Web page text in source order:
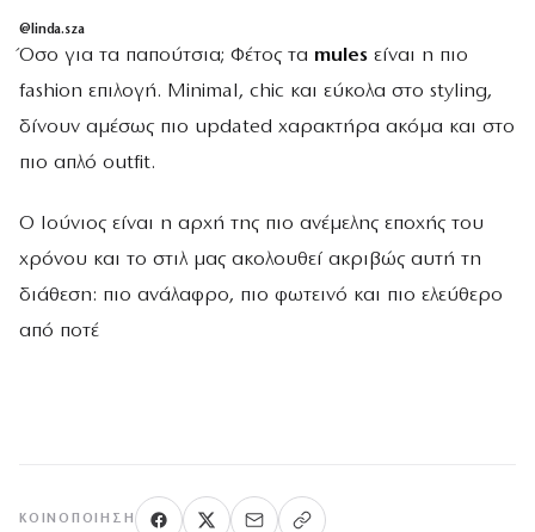
@linda.sza
Όσο για τα παπούτσια; Φέτος τα mules είναι η πιο
fashion επιλογή. Minimal, chic και εύκολα στο styling,
δίνουν αμέσως πιο updated χαρακτήρα ακόμα και στο
πιο απλό outfit.
Ο Ιούνιος είναι η αρχή της πιο ανέμελης εποχής του
χρόνου και το στιλ μας ακολουθεί ακριβώς αυτή τη
διάθεση: πιο ανάλαφρο, πιο φωτεινό και πιο ελεύθερο
από ποτέ
ΚΟΙΝΟΠΟΊΗΣΗ